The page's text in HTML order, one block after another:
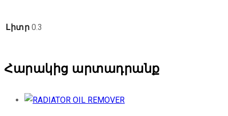
Լիտր 0.3
Հարակից արտադրանք